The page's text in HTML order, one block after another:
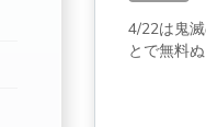
4/22は鬼
とで無料